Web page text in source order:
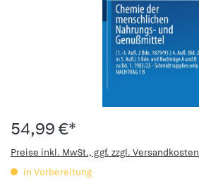
54,99 €*
Preise inkl. MwSt., ggf. zzgl. Versandkosten
in Vorbereitung